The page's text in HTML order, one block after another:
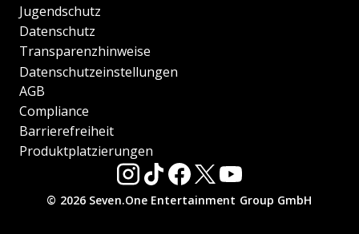
Jugendschutz
Datenschutz
Transparenzhinweise
Datenschutzeinstellungen
AGB
Compliance
Barrierefreiheit
Produktplatzierungen
© 2026 Seven.One Entertainment Group GmbH